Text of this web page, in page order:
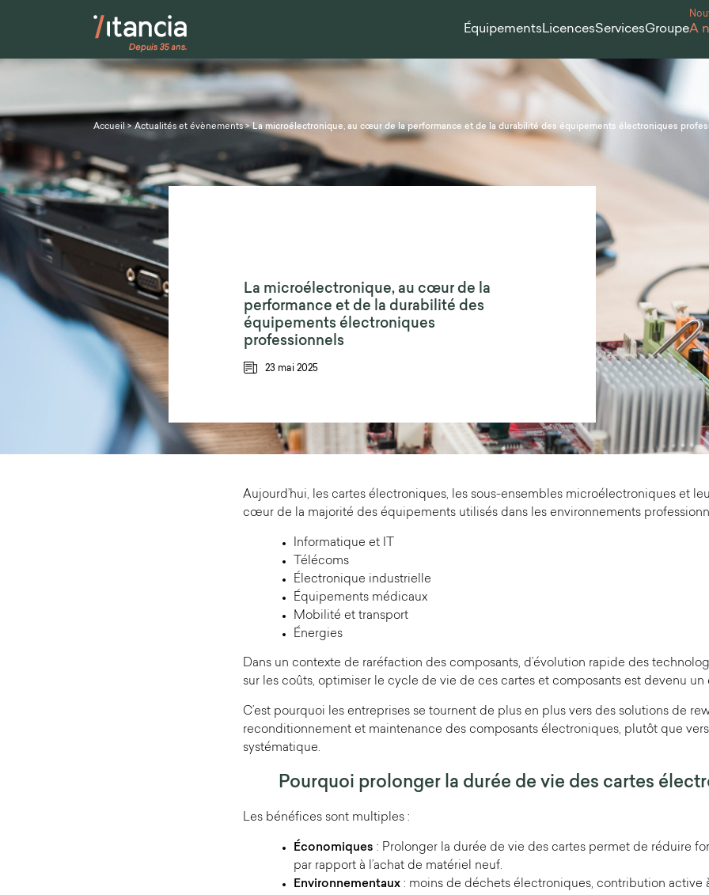
Équipements LicencesServicesGroupeÀ
Accueil>Actualités et évènements>La microélectronique, au cœur de la performance et de la durabilité des équipements électroniques
La microélectronique, au cœur de la
performance et de la durabilité des
équipements électroniques
professionnels
23 mai 2025
Aujourd’hui, les cartes électroniques, les sous-ensembles microélectroniques et
cœur de la majorité des équipements utilisés dans les environnements
Informatique et IT
Télécoms
Électronique industrielle
Équipements médicaux
Mobilité et transport
Énergies
Dans un contexte de raréfaction des composants, d’évolution rapide des
sur les coûts, optimiser le cycle de vie de ces cartes et composants est devenu un
C’est pourquoi les entreprises se tournent de plus en plus vers des solutions de
reconditionnement et maintenance des composants électroniques, plutôt que
systématique.
Pourquoi prolonger la durée de vie des cartes
Les bénéfices sont multiples :
Économiques : Prolonger la durée de vie des cartes permet de réduire
par rapport à l’achat de matériel neuf.
Environnementaux : moins de déchets électroniques, contribution active